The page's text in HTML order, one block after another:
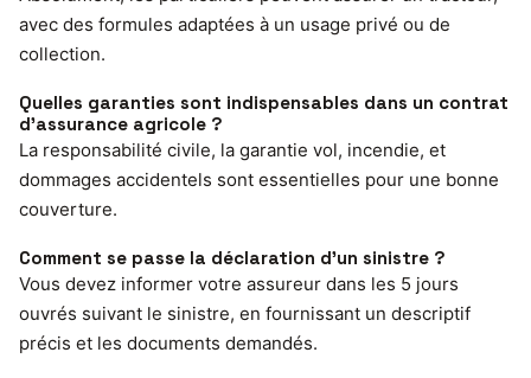
avec des formules adaptées à un usage privé ou de
collection.
Quelles garanties sont indispensables dans un contrat
d’assurance agricole ?
La responsabilité civile, la garantie vol, incendie, et
dommages accidentels sont essentielles pour une bonne
couverture.
Comment se passe la déclaration d’un sinistre ?
Vous devez informer votre assureur dans les 5 jours
ouvrés suivant le sinistre, en fournissant un descriptif
précis et les documents demandés.